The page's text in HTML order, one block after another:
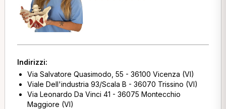
Indirizzi:
Via Salvatore Quasimodo, 55 - 36100 Vicenza (VI)
Viale Dell'industria 93/Scala B - 36070 Trissino (VI)
Via Leonardo Da Vinci 41 - 36075 Montecchio
Maggiore (VI)